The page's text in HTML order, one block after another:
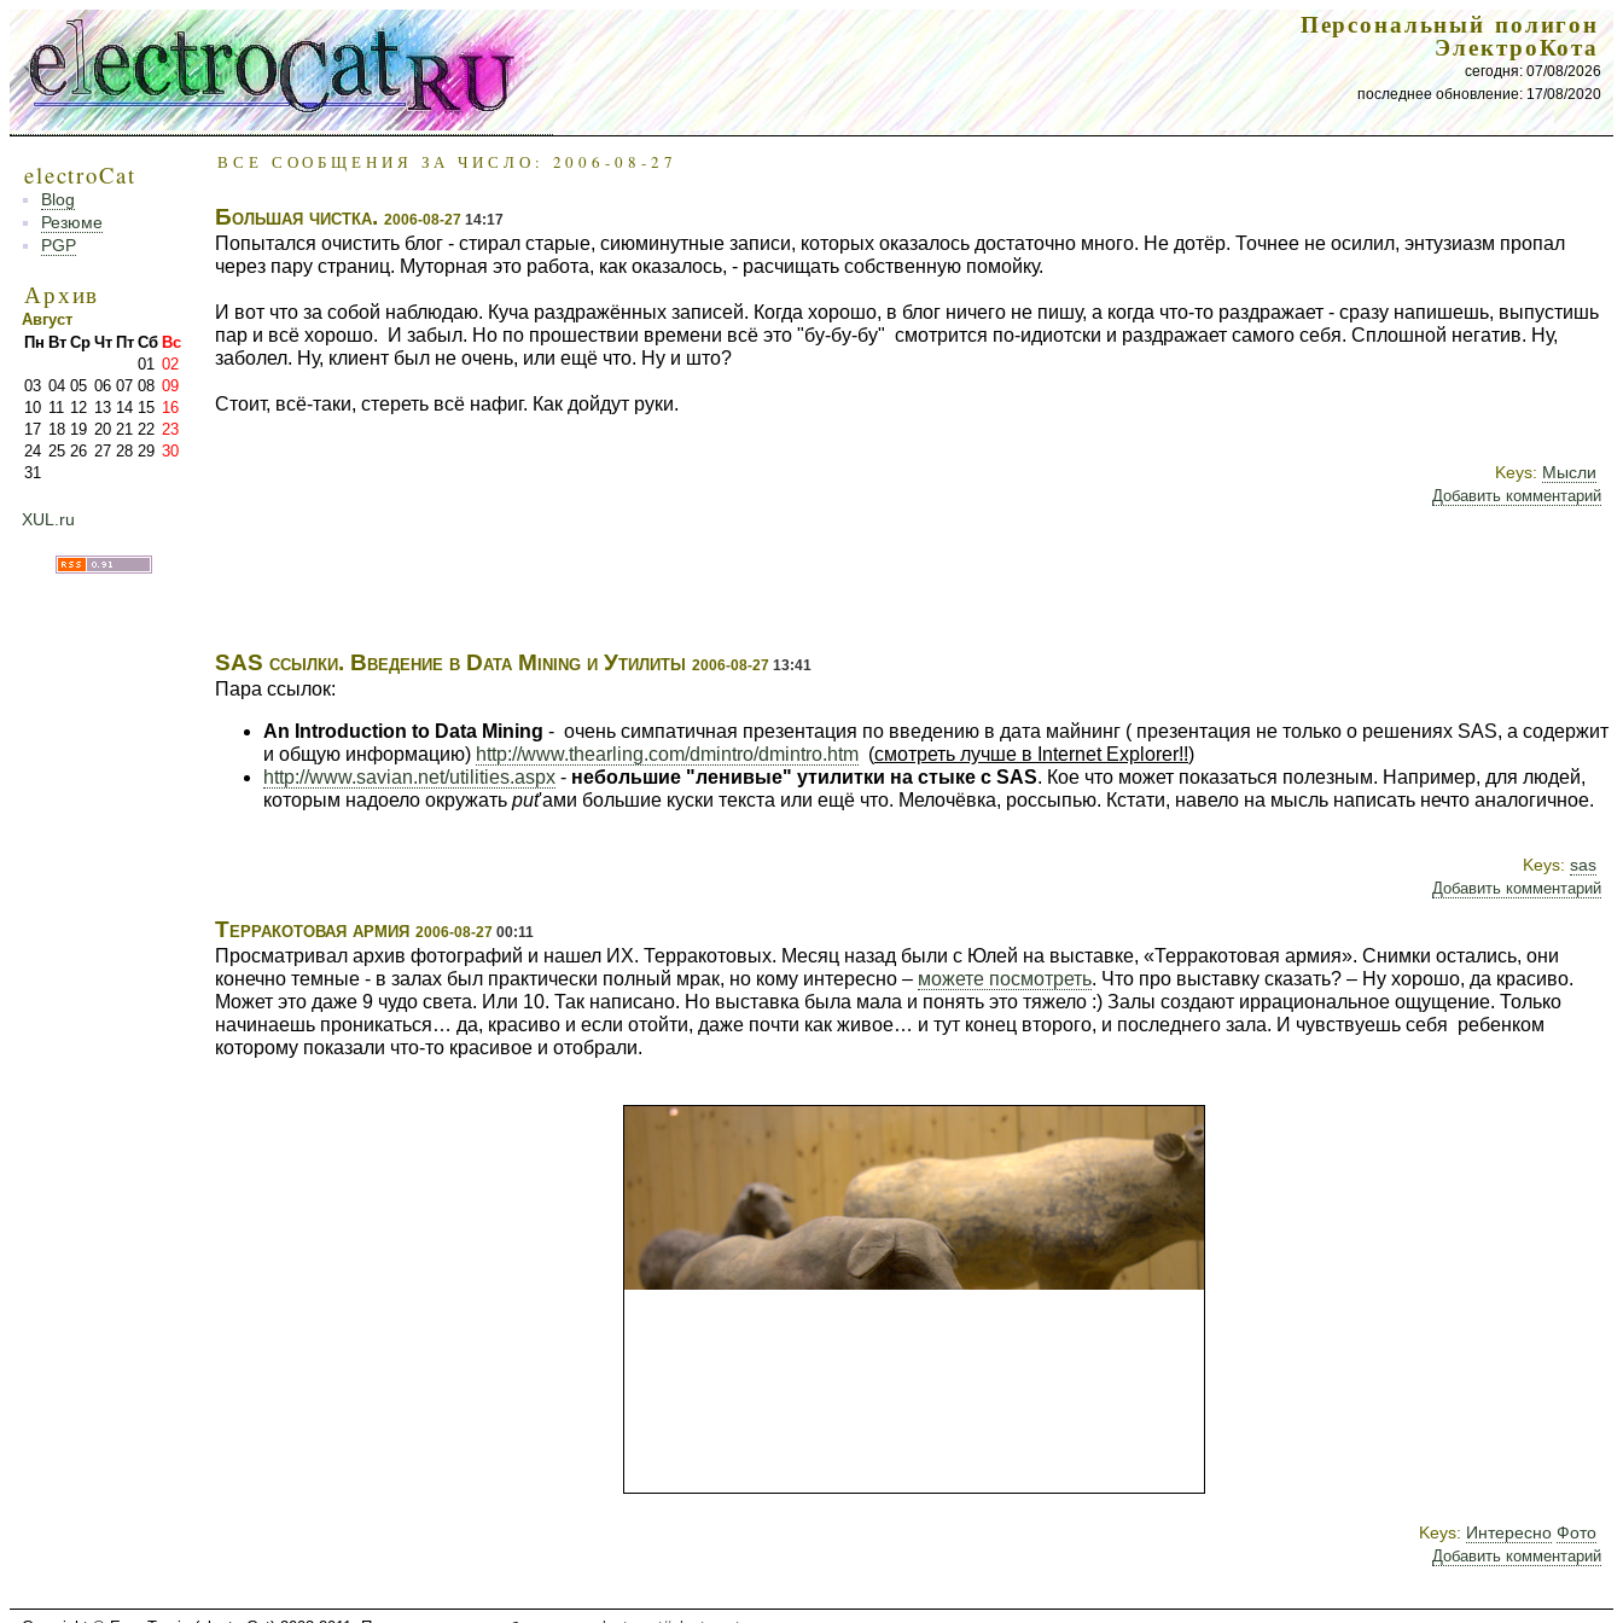
Персональный полигон
ЭлектроКота
сегодня: 07/08/2026
последнее обновление: 17/08/2020
electroCat
Blog
Резюме
PGP
Архив
Август
Пн Вт Ср Чт Пт Сб Вс
01 02
03 04 05 06 07 08 09
10 11 12 13 14 15 16
17 18 19 20 21 22 23
24 25 26 27 28 29 30
31
XUL.ru
ВСЕ СООБЩЕНИЯ ЗА ЧИСЛО: 2006-08-27
Большая чистка. 2006-08-27 14:17
Попытался очистить блог - стирал старые, сиюминутные записи, которых оказалось достаточно много. Не дотёр. Точнее не осилил, энтузиазм пропал
через пару страниц. Муторная это работа, как оказалось, - расчищать собственную помойку.
И вот что за собой наблюдаю. Куча раздражённых записей. Когда хорошо, в блог ничего не пишу, а когда что-то раздражает - сразу напишешь, выпустишь
пар и всё хорошо. И забыл. Но по прошествии времени всё это "бу-бу-бу" смотрится по-идиотски и раздражает самого себя. Сплошной негатив. Ну,
заболел. Ну, клиент был не очень, или ещё что. Ну и што?
Стоит, всё-таки, стереть всё нафиг. Как дойдут руки.
Keys: Мысли
Добавить комментарий
SAS ссылки. Введение в Data Mining и Утилиты 2006-08-27 13:41
Пара ссылок:
An Introduction to Data Mining - очень симпатичная презентация по введению в дата майнинг ( презентация не только о решениях SAS, а содержит
и общую информацию) http://www.thearling.com/dmintro/dmintro.htm (смотреть лучше в Internet Explorer!!)
http://www.savian.net/utilities.aspx - небольшие "ленивые" утилитки на стыке с SAS. Кое что может показаться полезным. Например, для людей,
которым надоело окружать put'ами большие куски текста или ещё что. Мелочёвка, россыпью. Кстати, навело на мысль написать нечто аналогичное.
Keys: sas
Добавить комментарий
Терракотовая армия 2006-08-27 00:11
Просматривал архив фотографий и нашел ИХ. Терракотовых. Месяц назад были с Юлей на выставке, «Терракотовая армия». Снимки остались, они
конечно темные - в залах был практически полный мрак, но кому интересно – можете посмотреть. Что про выставку сказать? – Ну хорошо, да красиво.
Может это даже 9 чудо света. Или 10. Так написано. Но выставка была мала и понять это тяжело :) Залы создают иррациональное ощущение. Только
начинаешь проникаться… да, красиво и если отойти, даже почти как живое… и тут конец второго, и последнего зала. И чувствуешь себя ребенком
которому показали что-то красивое и отобрали.
Keys: Интересно Фото
Добавить комментарий